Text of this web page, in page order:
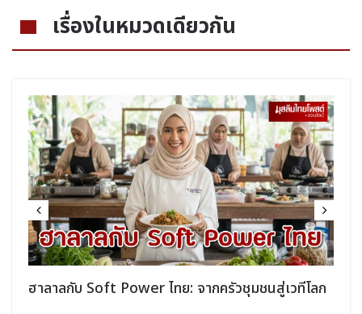
เรื่องในหมวดเดียวกัน
ฮาลาลกับ Soft Power ไทย: จากครัวชุมชนสู่เวทีโลก